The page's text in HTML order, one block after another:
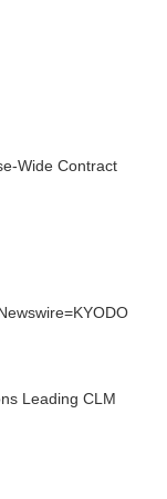
Wide Contract
Leading CLM